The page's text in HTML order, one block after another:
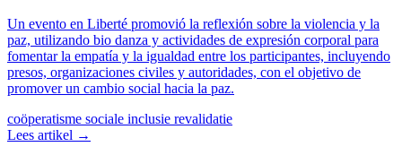
Un evento en Liberté promovió la reflexión sobre la violencia y la
paz, utilizando bio danza y actividades de expresión corporal para
fomentar la empatía y la igualdad entre los participantes, incluyendo
presos, organizaciones civiles y autoridades, con el objetivo de
promover un cambio social hacia la paz.
coöperatisme sociale inclusie revalidatie
Lees artikel →